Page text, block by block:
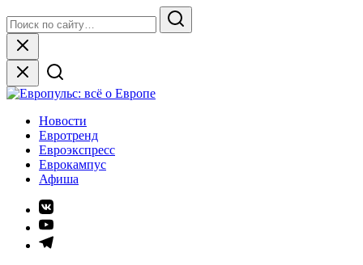
to
content
for:
Search
Close
Европульс: всё о Европе
Новости
Евротренд
Евроэкспресс
Еврокампус
Афиша
Элемент
меню
Элемент
меню
Элемент